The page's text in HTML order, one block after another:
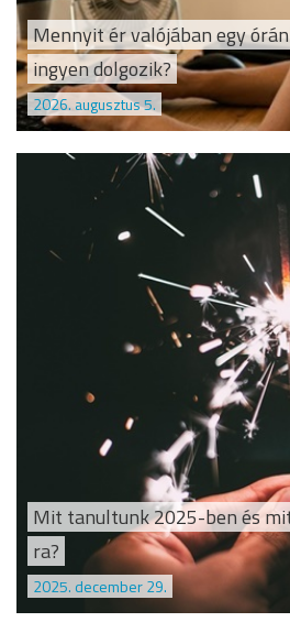
Mennyit ér valójában egy
ingyen dolgozik?
2026. augusztus 5.
Mit tanultunk 2025-ben és
ra?
2025. december 29.